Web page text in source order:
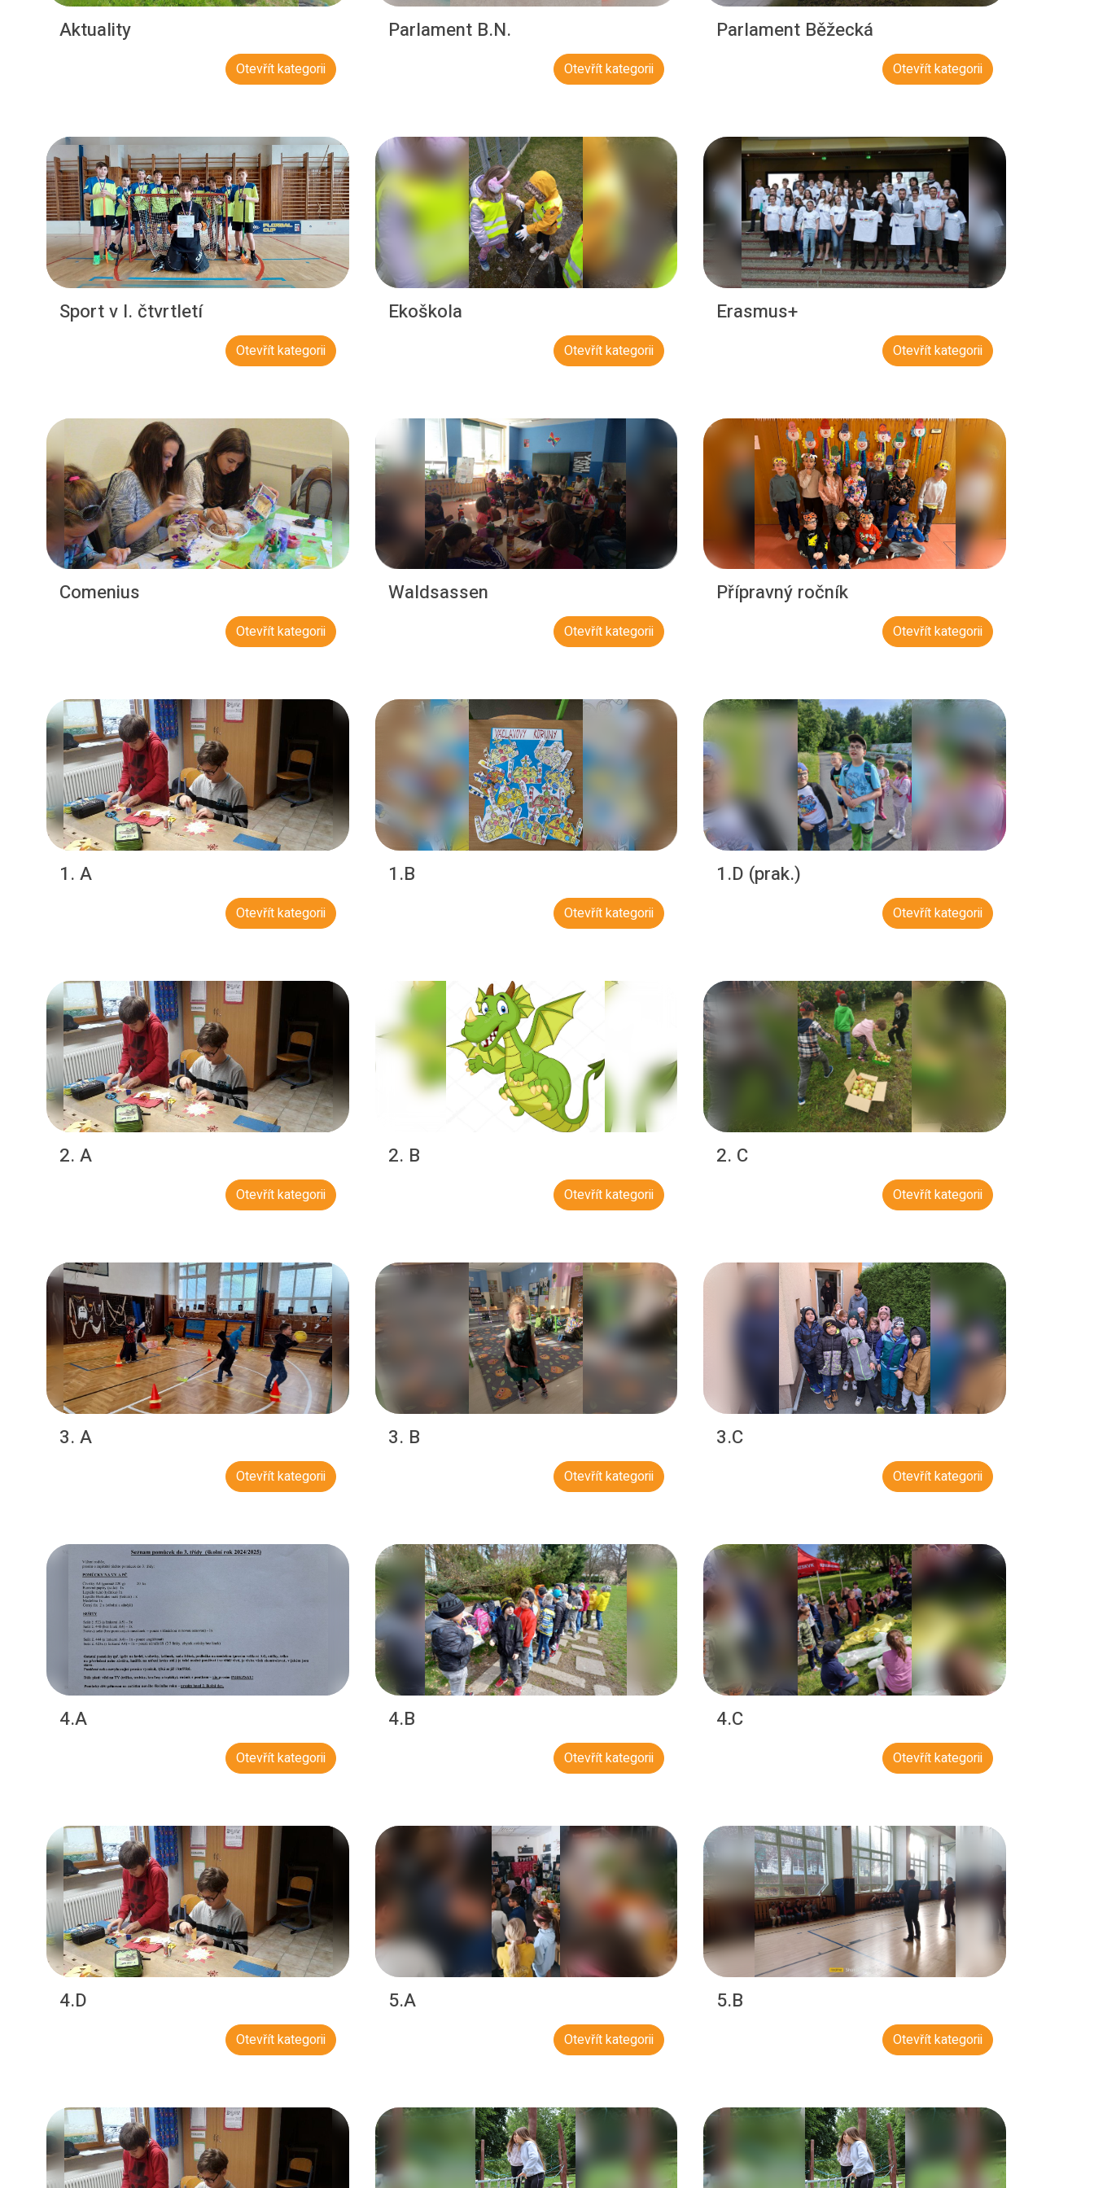
Aktuality
Otevřít kategorii
Parlament B.N.
Otevřít kategorii
Parlament Běžecká
Otevřít kategorii
Sport v I. čtvrtletí
Otevřít kategorii
Ekoškola
Otevřít kategorii
Erasmus+
Otevřít kategorii
Comenius
Otevřít kategorii
Waldsassen
Otevřít kategorii
Přípravný ročník
Otevřít kategorii
1. A
Otevřít kategorii
1.B
Otevřít kategorii
1.D (prak.)
Otevřít kategorii
2. A
Otevřít kategorii
2. B
Otevřít kategorii
2. C
Otevřít kategorii
3. A
Otevřít kategorii
3. B
Otevřít kategorii
3.C
Otevřít kategorii
4.A
Otevřít kategorii
4.B
Otevřít kategorii
4.C
Otevřít kategorii
4.D
Otevřít kategorii
5.A
Otevřít kategorii
5.B
Otevřít kategorii